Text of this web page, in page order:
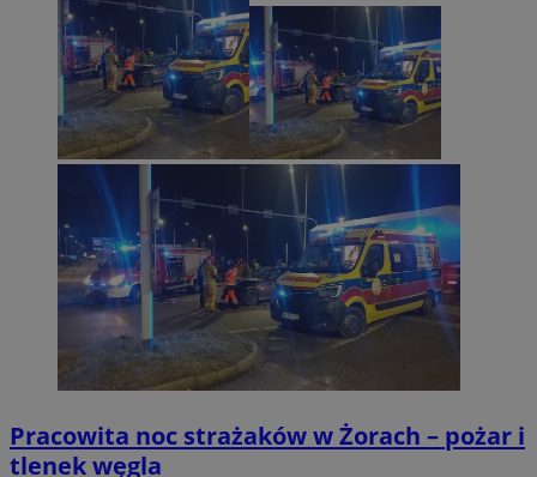
Pracowita noc strażaków w Żorach – pożar i
tlenek węgla